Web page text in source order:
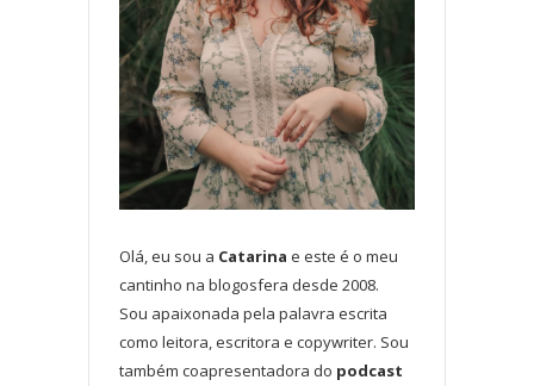
Olá, eu sou a Catarina e este é o meu
cantinho na blogosfera desde 2008.
Sou apaixonada pela palavra escrita
como leitora, escritora e copywriter. Sou
também coapresentadora do podcast